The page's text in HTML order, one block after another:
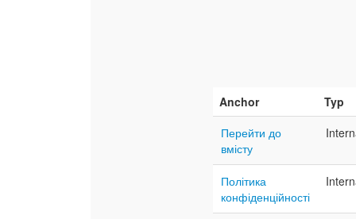
Anchor
Typ
Перейти до
вмісту
Політика
конфіденційності